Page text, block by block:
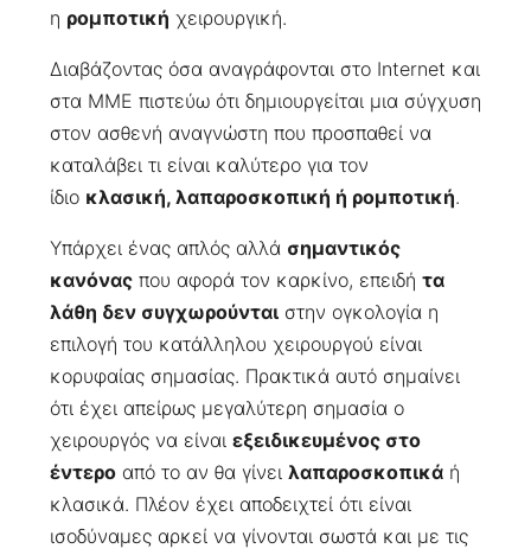
η ρομποτική χειρουργική.
Διαβάζοντας όσα αναγράφονται στο Internet και
στα ΜΜΕ πιστεύω ότι δημιουργείται μια σύγχυση
στον ασθενή αναγνώστη που προσπαθεί να
καταλάβει τι είναι καλύτερο για τον
ίδιο κλασική, λαπαροσκοπική ή ρομποτική.
Υπάρχει ένας απλός αλλά σημαντικός
κανόνας που αφορά τον καρκίνο, επειδή τα
λάθη δεν συγχωρούνται στην ογκολογία η
επιλογή του κατάλληλου χειρουργού είναι
κορυφαίας σημασίας. Πρακτικά αυτό σημαίνει
ότι έχει απείρως μεγαλύτερη σημασία ο
χειρουργός να είναι εξειδικευμένος στο
έντερο από το αν θα γίνει λαπαροσκοπικά ή
κλασικά. Πλέον έχει αποδειχτεί ότι είναι
ισοδύναμες αρκεί να γίνονται σωστά και με τις